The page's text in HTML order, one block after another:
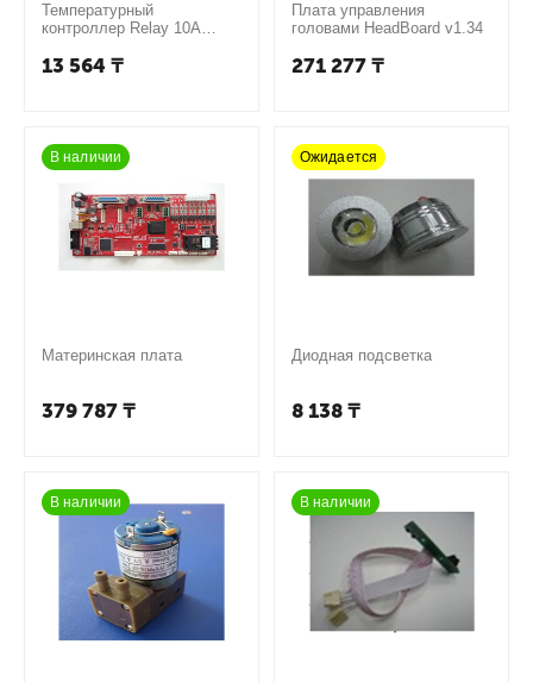
Температурный
контроллер Relay 10A
13 564 ₸
Плата управления
головами HeadBoard v1.34
271 277 ₸
В наличии
Материнская плата
379 787 ₸
Ожидается
Диодная подсветка
8 138 ₸
В наличии В наличии